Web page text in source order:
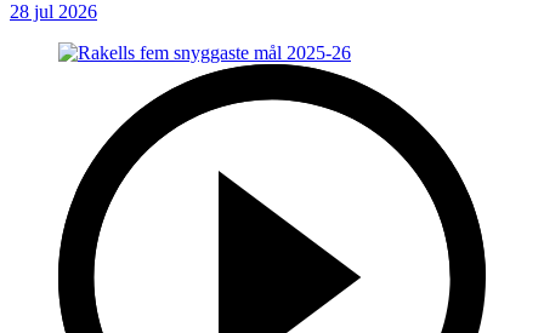
28 jul 2026